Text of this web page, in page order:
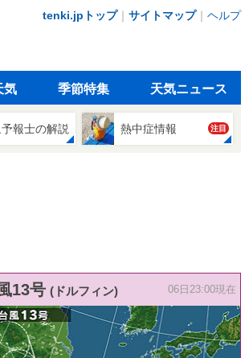
tenki.jpトップ｜ サイトマップ｜ ヘルプ
気 季節特集 天気ニュース
報士の解説 熱中症情報 注目
13号 (ドルフィン) 06日23:00現在